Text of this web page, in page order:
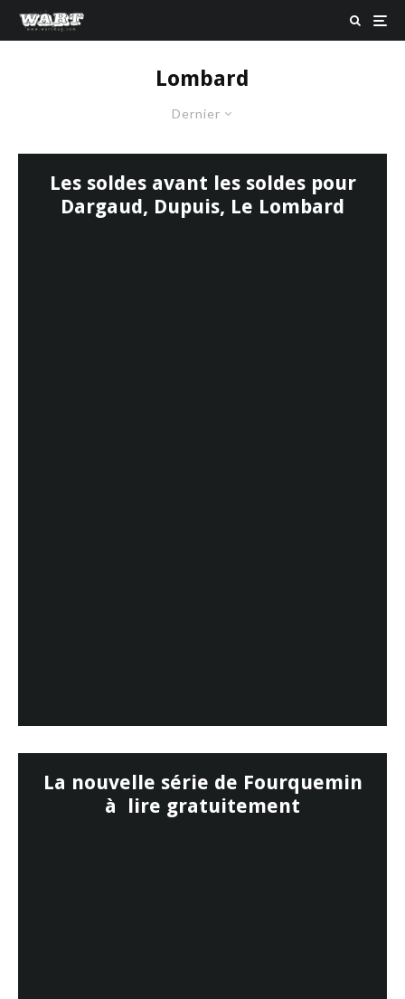
Lombard
Dernier
Les soldes avant les soldes pour
Dargaud, Dupuis, Le Lombard
La nouvelle série de Fourquemin
à lire gratuitement